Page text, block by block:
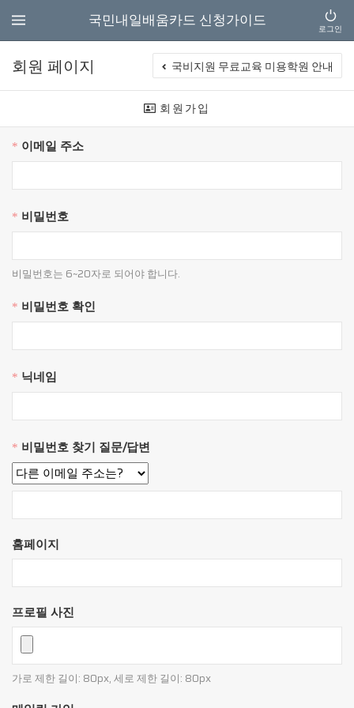
국민내일배움카드 신청가이드 로그인
회원 페이지 국비지원 무료교육 미용학원 안내
회원가입
* 이메일 주소
* 비밀번호
비밀번호는 6~20자로 되어야 합니다.
* 비밀번호 확인
* 닉네임
* 비밀번호 찾기 질문/답변
홈페이지
프로필 사진
가로 제한 길이: 80px, 세로 제한 길이: 80px